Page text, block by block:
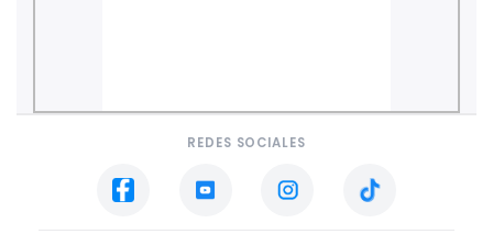
REDES SOCIALES